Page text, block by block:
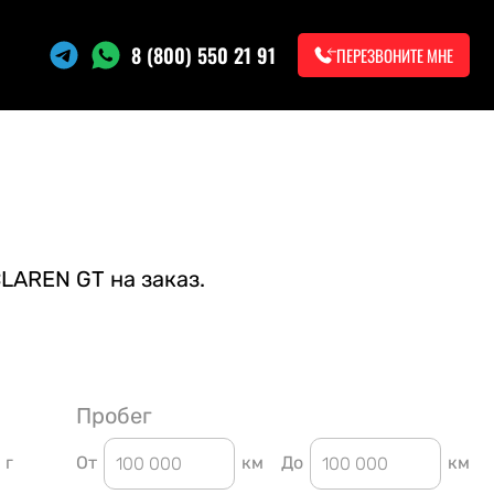
8 (800) 550 21 91 ПЕРЕЗВОНИТЕ МНЕ
GT на заказ.
г
Пробег
От км До км